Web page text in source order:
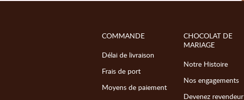
COMMANDE
Délai de livraison
Frais de port
Moyens de paiement
CHOCOLAT DE
MARIAGE
Notre Histoire
Nos engagements
Devenez revendeur